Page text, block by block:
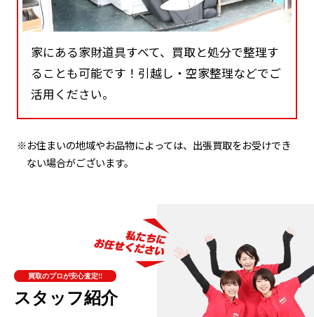
家にある家財道具すべて、買取と処分で整理す
ることも可能です！引越し・空家整理などでご
活用ください。
※お住まいの地域やお品物によっては、出張買取をお受けでき
ない場合がございます。
買取のプロが安心査定!!
スタッフ紹介